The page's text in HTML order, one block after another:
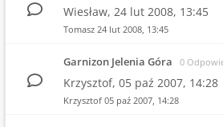
Wiesław, 24 lut 2008, 13:45
Tomasz 24 lut 2008, 13:45
Garnizon Jelenia Góra 0
Krzysztof, 05 paź 2007, 14:28
Krzysztof 05 paź 2007, 14:28